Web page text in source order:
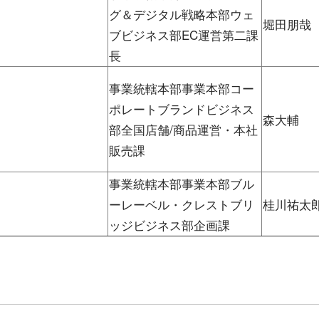
グ＆デジタル戦略本部ウェ
ブビジネス部EC運営第二課
長
堀田朋哉
事業統轄本部事業本部コー
ポレートブランドビジネス
部全国店舗/商品運営・本社
販売課
森大輔
事業統轄本部事業本部ブル
ーレーベル・クレストブリ
ッジビジネス部企画課
桂川祐太